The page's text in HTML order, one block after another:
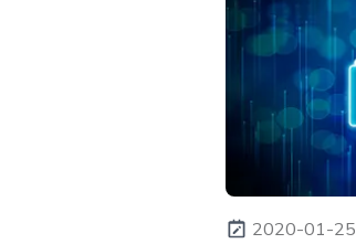
2020-01-25